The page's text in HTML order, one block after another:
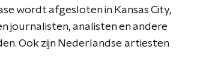
wordt afgesloten in Kansas City,
journalisten, analisten en andere
Ook zijn Nederlandse artiesten